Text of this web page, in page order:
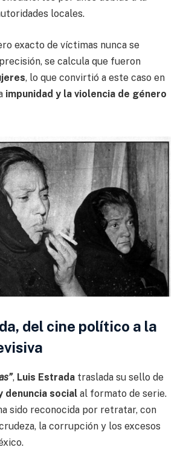
locales.
exacto de víctimas nunca se
se calcula que fueron
, lo que convirtió a este caso en
impunidad y la violencia de género
del cine político a la
, Luis Estrada traslada su sello de
denuncia social al formato de serie.
sido reconocida por retratar, con
la corrupción y los excesos